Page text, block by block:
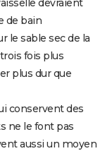
devraient
de bain
le sable sec de la
fois plus
plus dur que
conservent des
ne le font pas
aussi un moyen